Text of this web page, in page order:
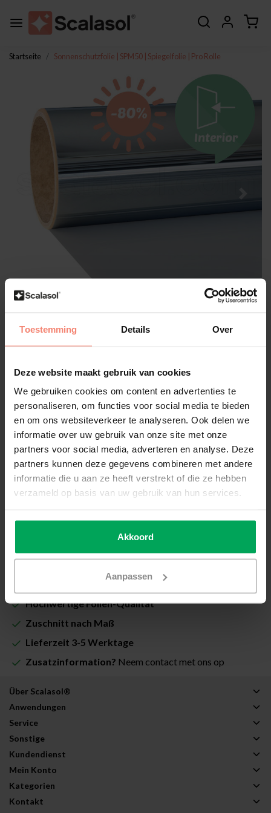
Toestemming Details Over
Deze website maakt gebruik van cookies
We gebruiken cookies om content en advertenties te
personaliseren, om functies voor social media te bieden
en om ons websiteverkeer te analyseren. Ook delen we
informatie over uw gebruik van onze site met onze
partners voor social media, adverteren en analyse. Deze
partners kunnen deze gegevens combineren met andere
informatie die u aan ze heeft verstrekt of die ze hebben
verzameld op basis van uw gebruik van hun services.
Akkoord
Aanpassen
Startseite Sonnenschutzfolie | SPM50 | Spiegelfolie | Pro Rolle
Zurück Weiter
Scalasol®
Spiegelfolie | Pro Rolle
Eigene Bewertung erstellen
Vollständigem Spiegeleffekt
80% Reduzierung Sonnenwärme
Innenmontage
Große: *
In den Warenkorb
Hochwertige Folien-Qualität
Zuschnitt nach Maß
Lieferzeit 3-5 Werktage
Zusatzinformation? Neem contact met ons op
Über Scalasol®
Anwendungen
Service
Sonstige
Kundendienst
Mein Konto
Kategorien
Kontakt